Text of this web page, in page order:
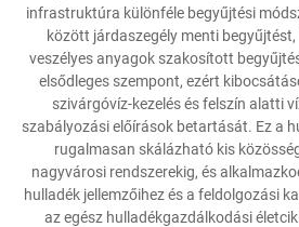
infrastruktúra különféle begyűjtési
között járdaszegély menti
veszélyes anyagok szakosított
elsődleges szempont, ezért
szivárgóvíz-kezelés és felszín alatti
szabályozási előírások betartását. Ez a
rugalmasan skálázható kis
nagyvárosi rendszerekig, és
hulladék jellemzőihez és a feldolgozási
az egész hulladékgazdálkodási